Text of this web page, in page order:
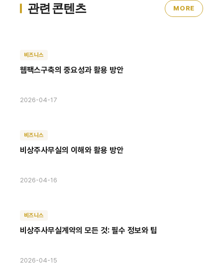
관련 콘텐츠 MORE
비즈니스
웹팩스구축의 중요성과 활용 방안
2026-04-17
비즈니스
비상주사무실의 이해와 활용 방안
2026-04-16
비즈니스
비상주사무실계약의 모든 것: 필수 정보와 팁
2026-04-15